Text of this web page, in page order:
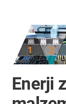
Enerji